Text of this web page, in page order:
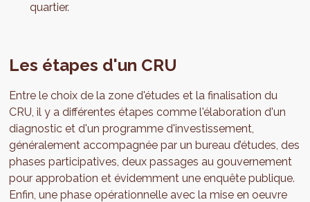
quartier.
Les étapes d'un CRU
Entre le choix de la zone d'études et la finalisation du
CRU, il y a différentes étapes comme l'élaboration d'un
diagnostic et d'un programme d'investissement,
généralement accompagnée par un bureau d’études, des
phases participatives, deux passages au gouvernement
pour approbation et évidemment une enquête publique.
Enfin, une phase opérationnelle avec la mise en oeuvre